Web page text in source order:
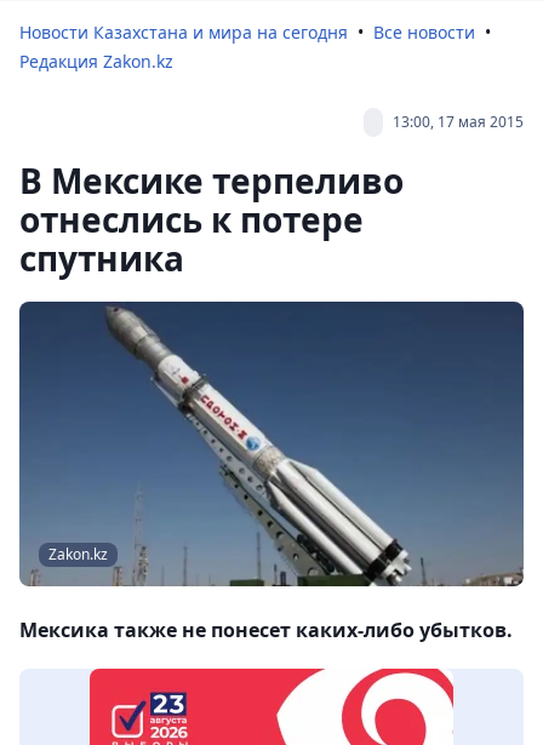
Новости Казахстана и мира на сегодня
Все новости
Редакция Zakon.kz
13:00, 17 мая 2015
В Мексике терпеливо
отнеслись к потере
спутника
Zakon.kz
Мексика также не понесет каких-либо убытков.